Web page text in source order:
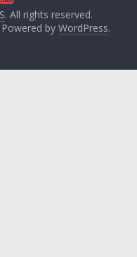
. All rights reserved.
by WordPress.